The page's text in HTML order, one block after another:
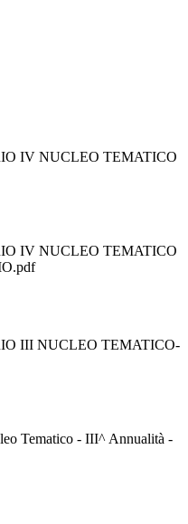
IV NUCLEO TEMATICO
IV NUCLEO TEMATICO
III NUCLEO TEMATICO-
Tematico - III^ Annualità -